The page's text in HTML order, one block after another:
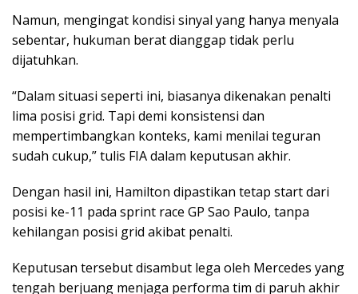
Namun, mengingat kondisi sinyal yang hanya menyala
sebentar, hukuman berat dianggap tidak perlu
dijatuhkan.
“Dalam situasi seperti ini, biasanya dikenakan penalti
lima posisi grid. Tapi demi konsistensi dan
mempertimbangkan konteks, kami menilai teguran
sudah cukup,” tulis FIA dalam keputusan akhir.
Dengan hasil ini, Hamilton dipastikan tetap start dari
posisi ke-11 pada sprint race GP Sao Paulo, tanpa
kehilangan posisi grid akibat penalti.
Keputusan tersebut disambut lega oleh Mercedes yang
tengah berjuang menjaga performa tim di paruh akhir